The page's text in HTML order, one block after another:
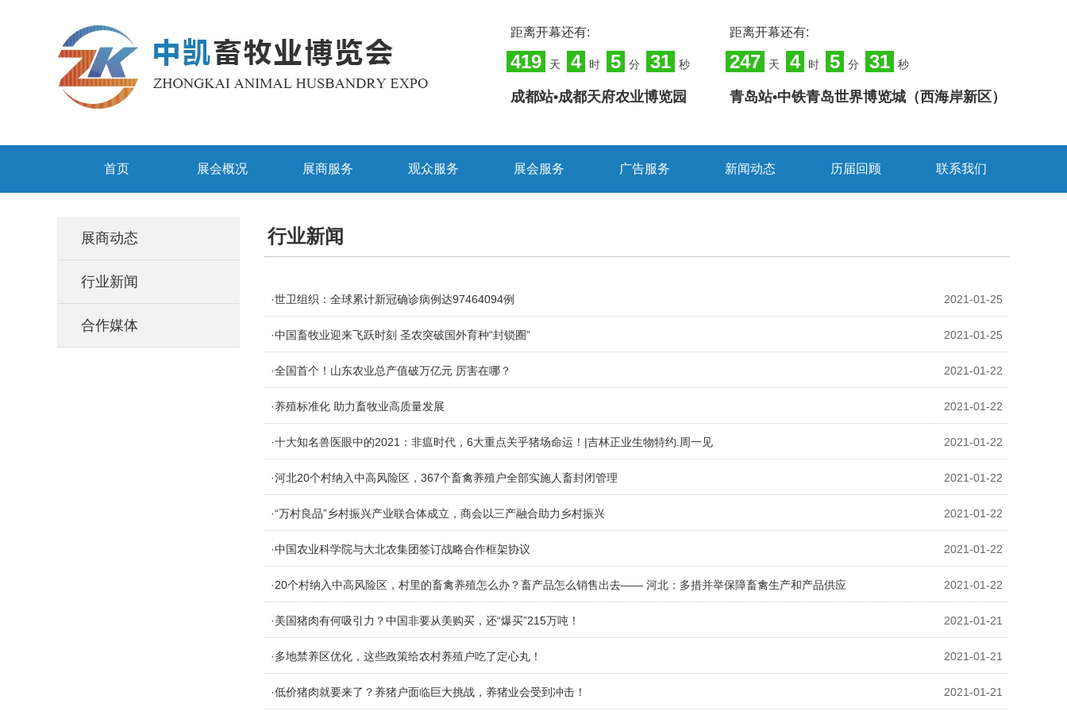
距离开幕还有:
247 天 4 时 5 分 31 秒
青岛站•中铁青岛世界博览城（西海岸新区）
距离开幕还有:
419 天 4 时 5 分 31 秒
成都站•成都天府农业博览园
首页 展会概况 展商服务 观众服务 展会服务 广告服务 新闻动态 历届回顾 联系我们
展商动态
行业新闻
合作媒体
行业新闻
·世卫组织：全球累计新冠确诊病例达97464094例 2021-01-25
·中国畜牧业迎来飞跃时刻 圣农突破国外育种“封锁圈” 2021-01-25
·全国首个！山东农业总产值破万亿元 厉害在哪？ 2021-01-22
·养殖标准化 助力畜牧业高质量发展 2021-01-22
·十大知名兽医眼中的2021：非瘟时代，6大重点关乎猪场命运！|吉林正业生物特约.周一见 2021-01-22
·河北20个村纳入中高风险区，367个畜禽养殖户全部实施人畜封闭管理 2021-01-22
·“万村良品”乡村振兴产业联合体成立，商会以三产融合助力乡村振兴 2021-01-22
·中国农业科学院与大北农集团签订战略合作框架协议 2021-01-22
·20个村纳入中高风险区，村里的畜禽养殖怎么办？畜产品怎么销售出去—— 河北：多措并举保障畜禽生产和产品供应 2021-01-22
·美国猪肉有何吸引力？中国非要从美购买，还“爆买”215万吨！ 2021-01-21
·多地禁养区优化，这些政策给农村养殖户吃了定心丸！ 2021-01-21
·低价猪肉就要来了？养猪户面临巨大挑战，养猪业会受到冲击！ 2021-01-21